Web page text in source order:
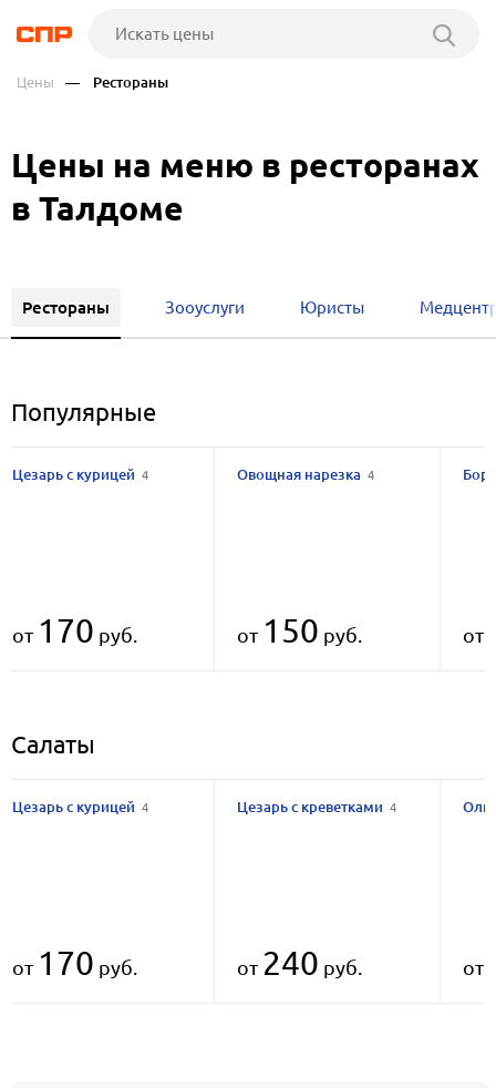
Цены — Рестораны
Цены на меню в ресторанах
в Талдоме
Рестораны Зооуслуги Юристы
Популярные
Цезарь с курицей 4 Овощная нарезка4
от 170 руб. от 150 руб. от
Салаты
Цезарь с курицей 4 Цезарь с креветками4
от 170 руб. от 240 руб. от